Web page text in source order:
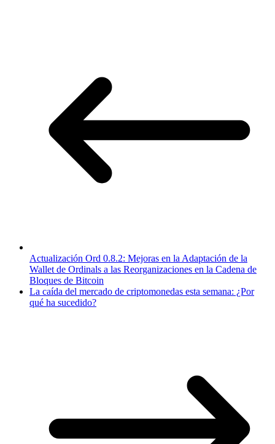
Actualización Ord 0.8.2: Mejoras en la Adaptación de la
Wallet de Ordinals a las Reorganizaciones en la Cadena de
Bloques de Bitcoin
La caída del mercado de criptomonedas esta semana: ¿Por
qué ha sucedido?